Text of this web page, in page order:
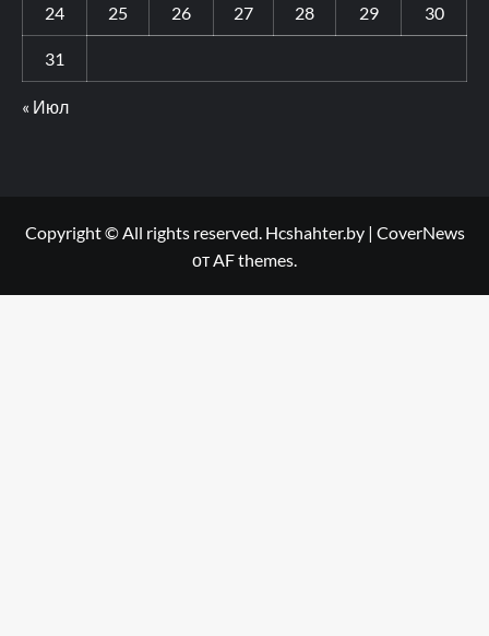
24 25 26 27 28 29 30
31
« Июл
Copyright © All rights reserved. Hcshahter.by | CoverNews
от AF themes.